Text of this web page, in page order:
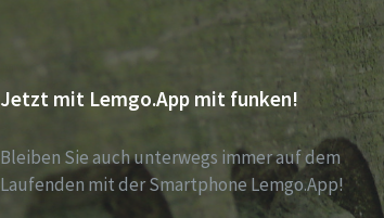
Jetzt mit Lemgo.App mit funken!
Bleiben Sie auch unterwegs immer auf dem
Laufenden mit der Smartphone Lemgo.App!